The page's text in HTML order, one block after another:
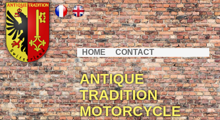
HOME CONTACT
ANTIQUE
TRADITION
MOTORCYCLE